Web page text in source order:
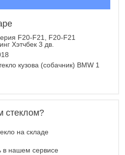
F20-F21, F20-F21
Хэтчбек 3 дв.
кузова (собачник) BMW 1
стеклом?
на складе
в нашем сервисе